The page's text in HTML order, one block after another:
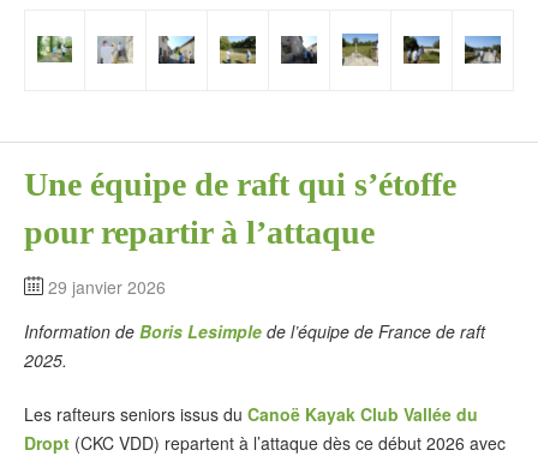
Une équipe de raft qui s’étoffe
pour repartir à l’attaque
29 janvier 2026
Information de Boris Lesimple de l’équipe de France de raft
2025.
Les rafteurs seniors issus du Canoë Kayak Club Vallée du
Dropt (CKC VDD) repartent à l’attaque dès ce début 2026 avec